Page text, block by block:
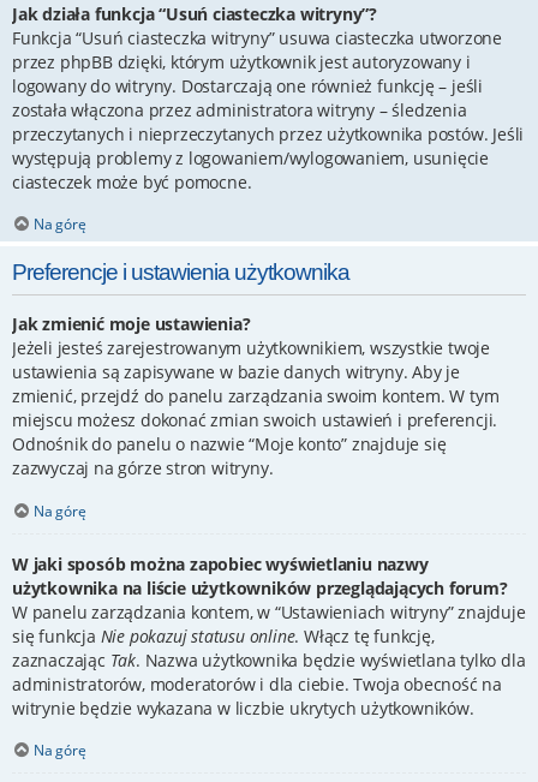
Jak działa funkcja “Usuń ciasteczka witryny”?
Funkcja “Usuń ciasteczka witryny” usuwa ciasteczka utworzone
przez phpBB dzięki, którym użytkownik jest autoryzowany i
logowany do witryny. Dostarczają one również funkcję – jeśli
została włączona przez administratora witryny – śledzenia
przeczytanych i nieprzeczytanych przez użytkownika postów. Jeśli
występują problemy z logowaniem/wylogowaniem, usunięcie
ciasteczek może być pomocne.
Na górę
Preferencje i ustawienia użytkownika
Jak zmienić moje ustawienia?
Jeżeli jesteś zarejestrowanym użytkownikiem, wszystkie twoje
ustawienia są zapisywane w bazie danych witryny. Aby je
zmienić, przejdź do panelu zarządzania swoim kontem. W tym
miejscu możesz dokonać zmian swoich ustawień i preferencji.
Odnośnik do panelu o nazwie “Moje konto” znajduje się
zazwyczaj na górze stron witryny.
Na górę
W jaki sposób można zapobiec wyświetlaniu nazwy
użytkownika na liście użytkowników przeglądających forum?
W panelu zarządzania kontem, w “Ustawieniach witryny” znajduje
się funkcja Nie pokazuj statusu online. Włącz tę funkcję,
zaznaczając Tak. Nazwa użytkownika będzie wyświetlana tylko dla
administratorów, moderatorów i dla ciebie. Twoja obecność na
witrynie będzie wykazana w liczbie ukrytych użytkowników.
Na górę